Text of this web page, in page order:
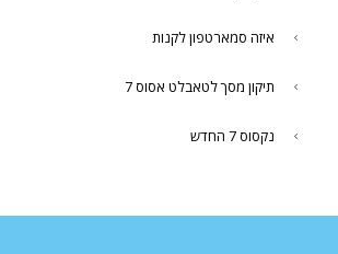
איזה סמארטפון לקנות
תיקון מסך לטאבלט אסוס 7
נקסוס 7 החדש